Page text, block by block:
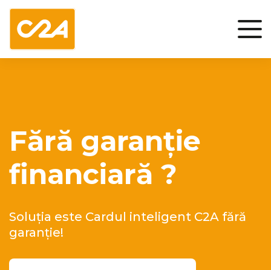
Fără garanție
financiară ?
Soluția este Cardul inteligent C2A fără
garanție!